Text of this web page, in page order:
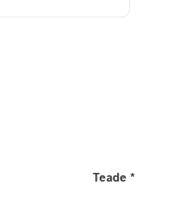
Teade *